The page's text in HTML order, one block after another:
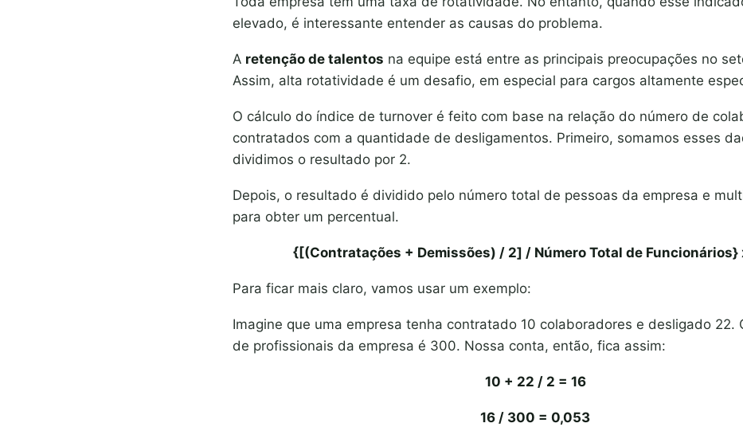
elevado, é interessante entender as causas do problema.
A retenção de talentos na equipe está entre as principais preocupações no
Assim, alta rotatividade é um desafio, em especial para cargos altamente
O cálculo do índice de turnover é feito com base na relação do número de
contratados com a quantidade de desligamentos. Primeiro, somamos esses
dividimos o resultado por 2.
Depois, o resultado é dividido pelo número total de pessoas da empresa e
para obter um percentual.
{[(Contratações + Demissões) / 2] / Número Total de Funcionários}
Para ficar mais claro, vamos usar um exemplo:
Imagine que uma empresa tenha contratado 10 colaboradores e desligado 22.
de profissionais da empresa é 300. Nossa conta, então, fica assim:
10 + 22 / 2 = 16
16 / 300 = 0,053